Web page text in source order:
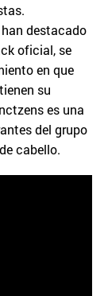
han destacado
oficial, se
en que
su
es una
del grupo
cabello.